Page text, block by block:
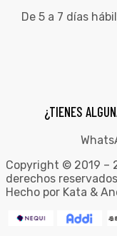
De 5 a 7 días
¿TIENES
Copyright © 2019 –
derechos
Hecho por Kata &